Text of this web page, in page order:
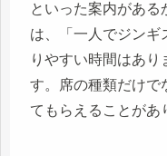
といった案内がある
は、「一人でジンギ
りやすい時間はあ
す。席の種類だけで
てもらえることがあ